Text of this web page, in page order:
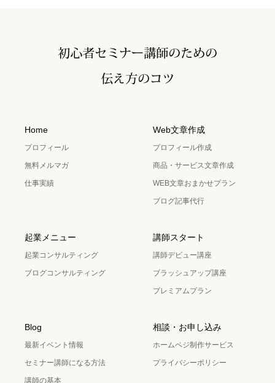
Home
プロフィール
無料メルマガ
仕事実績
Web文章作成
プロフィール作成
商品・サービス文章作成
WEB文章おまかせプラン
ブログ記事代行
起業メニュー
起業コンサルティング
ブログコンサルティング
講師スタート
講師デビュー講座
ブラッシュアップ講座
プレミアムプラン
Blog
最新イベント情報
セミナー講師になる方法
講師の基本
相談・お申し込み
ホームペジ制作サービス
プライバシーポリシー